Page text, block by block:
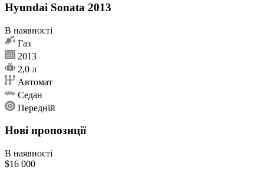
Hyundai Sonata 2013
В наявності
Газ
2013
2,0 л
Автомат
Седан
Передній
Нові пропозиції
В наявності
$16 000